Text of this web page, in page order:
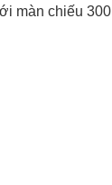
màn chiếu 300